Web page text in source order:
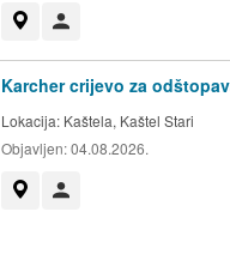
Karcher crijevo za
Lokacija: Kaštela, Kaštel Stari
Objavljen:04.08.2026.